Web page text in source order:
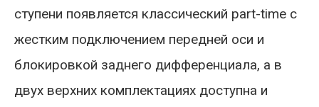
ступени появляется классический part-time с
жестким подключением передней оси и
блокировкой заднего дифференциала, а в
двух верхних комплектациях доступна и